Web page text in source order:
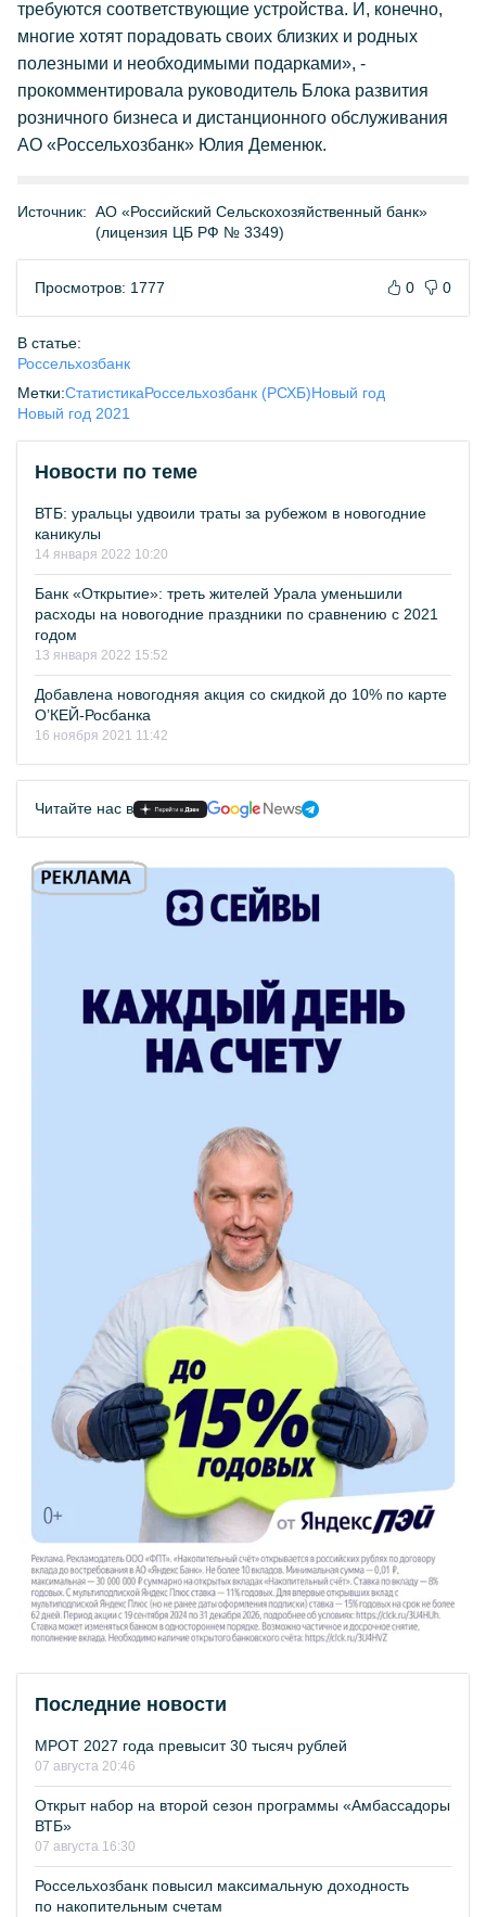
требуются соответствующие устройства. И, конечно,
многие хотят порадовать своих близких и родных
полезными и необходимыми подарками», -
прокомментировала руководитель Блока развития
розничного бизнеса и дистанционного обслуживания
АО «Россельхозбанк» Юлия Деменюк.
Источник: АО «Российский Сельскохозяйственный банк»
(лицензия ЦБ РФ № 3349)
Просмотров: 1777 0 0
В статье:
Россельхозбанк
Метки:СтатистикаРоссельхозбанк (РСХБ)Новый год
Новый год 2021
Новости по теме
ВТБ: уральцы удвоили траты за рубежом в новогодние
каникулы
14 января 2022 10:20
Банк «Открытие»: треть жителей Урала уменьшили
расходы на новогодние праздники по сравнению с 2021
годом
13 января 2022 15:52
Добавлена новогодняя акция со скидкой до 10% по карте
О’КЕЙ-Росбанка
16 ноября 2021 11:42
Читайте нас в
Последние новости
МРОТ 2027 года превысит 30 тысяч рублей
07 августа 20:46
Открыт набор на второй сезон программы «Амбассадоры
ВТБ»
07 августа 16:30
Россельхозбанк повысил максимальную доходность
по накопительным счетам